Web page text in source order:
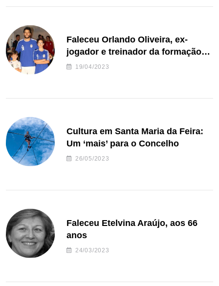
Faleceu Orlando Oliveira, ex-
jogador e treinador da formação
de andebol do Feirense
19/04/2023
Cultura em Santa Maria da Feira:
Um ‘mais’ para o Concelho
26/05/2023
Faleceu Etelvina Araújo, aos 66
anos
24/03/2023